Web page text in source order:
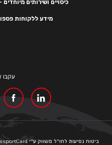
כיסויים ושירותים
מידע ללקוחות
עקבו